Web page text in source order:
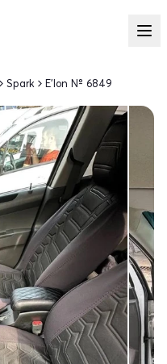
Spark E'lon № 6849